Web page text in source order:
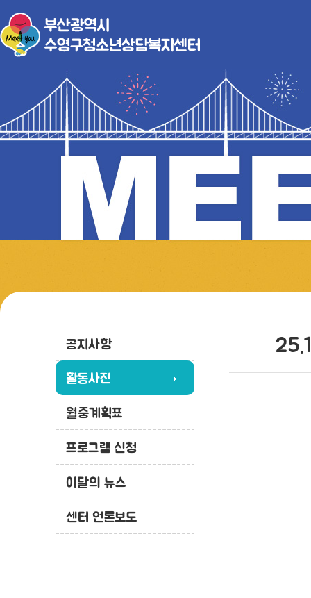
공지사항
활동사진
월중계획표
프로그램 신청
이달의 뉴스
센터 언론보도